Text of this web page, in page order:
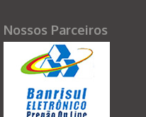
Nossos Parceiros